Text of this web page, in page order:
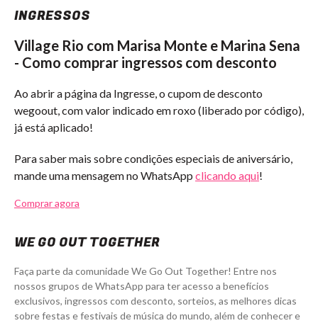
INGRESSOS
Village Rio com Marisa Monte e Marina Sena
- Como comprar ingressos com desconto
Ao abrir a página da Ingresse, o cupom de desconto
wegoout, com valor indicado em roxo (liberado por código),
já está aplicado!
Para saber mais sobre condições especiais de aniversário,
mande uma mensagem no WhatsApp clicando aqui!
Comprar agora
WE GO OUT TOGETHER
Faça parte da comunidade We Go Out Together! Entre nos
nossos grupos de WhatsApp para ter acesso a benefícios
exclusivos, ingressos com desconto, sorteios, as melhores dicas
sobre festas e festivais de música do mundo, além de conhecer e